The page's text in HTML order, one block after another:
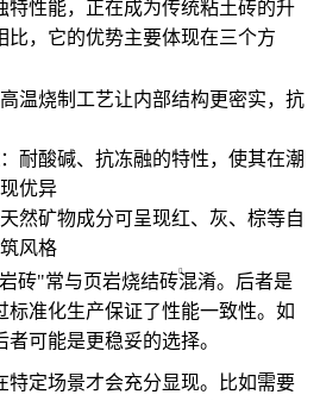
特性能，正在成为传统粘土砖的升
比，它的优势主要体现在三个方
温烧制工艺让内部结构更密实，抗
：耐酸碱、抗冻融的特性，使其在潮
优异
然矿物成分可呈现红、灰、棕等自
风格
砖"常与页岩烧结砖混淆。后者是
标准化生产保证了性能一致性。如
可能是更稳妥的选择。
特定场景才会充分显现。比如需要